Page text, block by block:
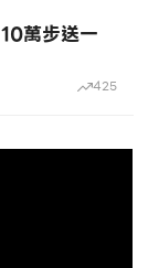
萬步送一
425